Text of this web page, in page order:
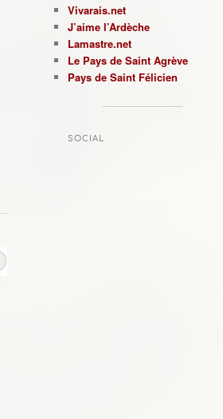
Vivarais.net
J’aime l’Ardèche
Lamastre.net
Le Pays de Saint Agrève
Pays de Saint Félicien
SOCIAL